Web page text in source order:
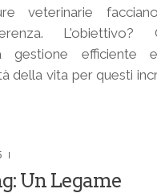
veterinarie
L'obiettivo?
gestione efficiente
della vita per questi
Un Legame